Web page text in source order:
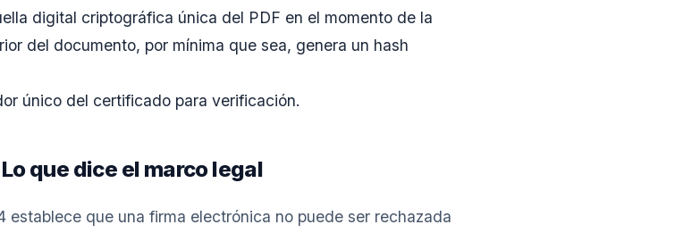
digital criptográfica única del PDF en el momento de la
del documento, por mínima que sea, genera un hash
único del certificado para verificación.
que dice el marco legal
establece que una firma electrónica no puede ser rechazada